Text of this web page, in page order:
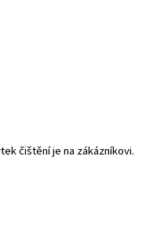
čištění je na zákázníkovi.